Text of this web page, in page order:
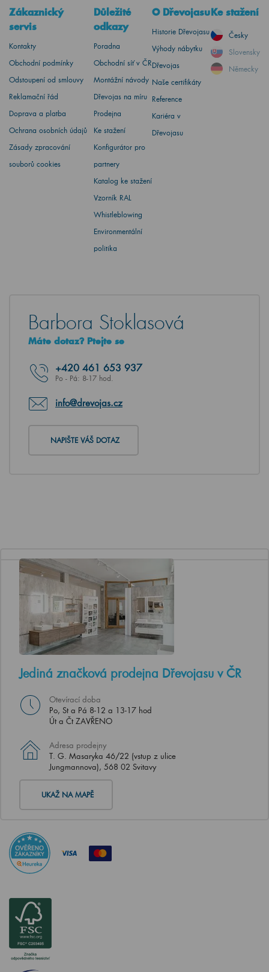
Zákaznický
servis
Kontakty
Obchodní podmínky
Odstoupení od smlouvy
Reklamační řád
Doprava a platba
Ochrana osobních údajů
Zásady zpracování
souborů cookies
Důležité
odkazy
Poradna
Obchodní síť v ČR
Montážní návody
Dřevojas na míru
Prodejna
Ke stažení
Konfigurátor pro
partnery
Katalog ke stažení
Vzorník RAL
Whistleblowing
Environmentální
politika
O Dřevojasu
Historie Dřevojasu
Výhody nábytku
Dřevojas
Naše certifikáty
Reference
Kariéra v
Dřevojasu
Ke stažení
Česky
Slovensky
Německy
Barbora Stoklasová
Máte dotaz? Ptejte se
+420 461 653 937
Po - Pá: 8-17 hod.
info@drevojas.cz
NAPIŠTE VÁŠ DOTAZ
Jediná značková prodejna Dřevojasu v ČR
Otevírací doba
Po, St a Pá 8-12 a 13-17 hod
Út a Čt ZAVŘENO
Adresa prodejny
T. G. Masaryka 46/22 (vstup z ulice
Jungmannova), 568 02 Svitavy
UKAŽ NA MAPĚ